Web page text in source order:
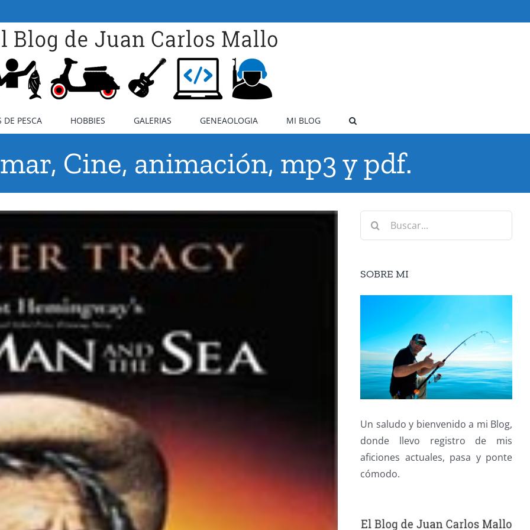
DE PESCA HOBBIES GALERIAS GENEAOLOGIA MI BLOG
Cine, animación, mp3 y pdf.
Buscar:
SOBRE MI
Un saludo y bienvenido a mi Blog,
donde llevo registro de mis
aficiones actuales, pasa y ponte
cómodo.